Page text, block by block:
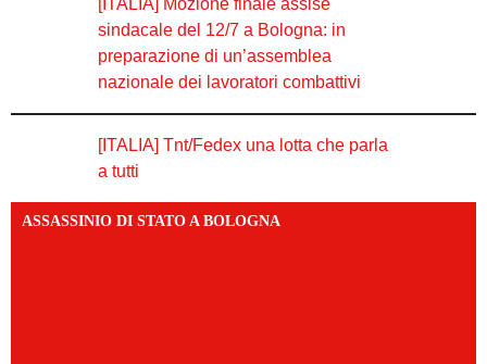
[ITALIA] Mozione finale assise
sindacale del 12/7 a Bologna: in
preparazione di un’assemblea
nazionale dei lavoratori combattivi
[ITALIA] Tnt/Fedex una lotta che parla
a tutti
ASSASSINIO DI STATO A BOLOGNA